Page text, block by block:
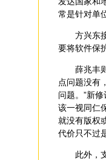
常是针对单
方兴东接
要将软件保
薛兆丰则
点问题没有
问题。”新
该一视同仁
就没有版权
代价只不过
此外，支